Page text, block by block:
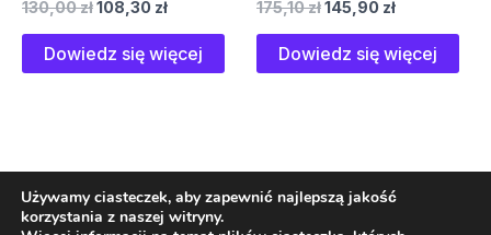
130,00zł108,30 zł
Dowiedz się więcej
175,10zł145,90 zł
Dowiedz się więcej
Używamy ciasteczek, aby zapewnić najlepszą jakość
korzystania z naszej witryny.